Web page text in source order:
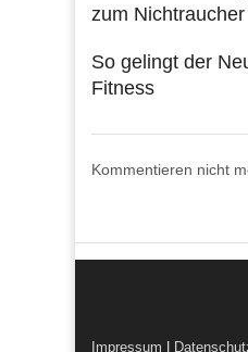
zum Nichtraucher
So gelingt der
Fitness
Kommentieren nicht
Impressum